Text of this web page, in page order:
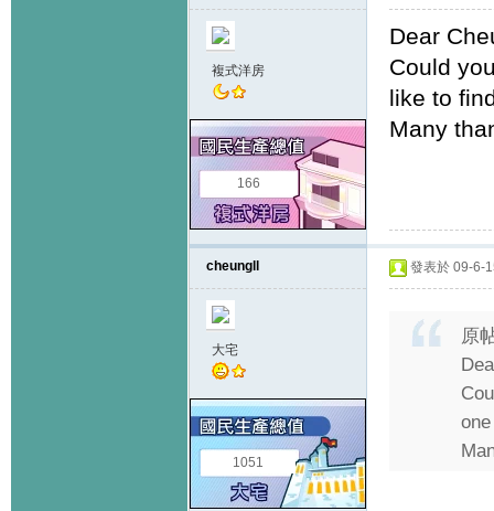
複式洋房
166
Dear
Could
like to
Many
cheungll
大宅
1051
發表於 09-6-
原